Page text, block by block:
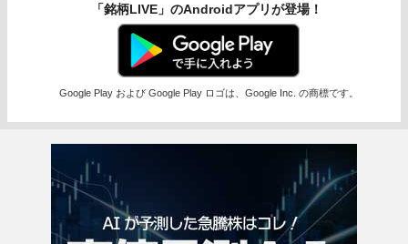
「銘柄LIVE」のAndroidアプリが登場！
Google Play および Google Play ロゴは、Google Inc. の商標です。